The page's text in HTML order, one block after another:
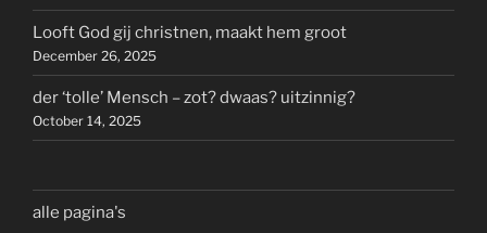
Looft God gij christnen, maakt hem groot
December 26, 2025
der ‘tolle’ Mensch – zot? dwaas? uitzinnig?
October 14, 2025
alle pagina's